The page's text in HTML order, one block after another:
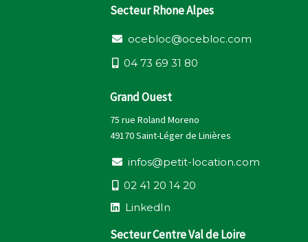
Secteur Rhone Alpes
ocebloc@ocebloc.com
04 73 69 31 80
Grand Ouest
75 rue Roland Moreno
49170 Saint-Léger de Linières
infos@petit-location.com
02 41 20 14 20
LinkedIn
Secteur Centre Val de Loire